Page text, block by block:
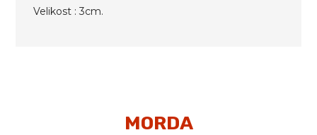
Velikost : 3cm.
MORDA